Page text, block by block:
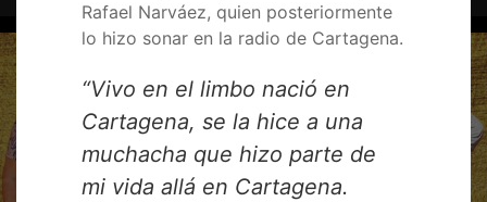
Rafael Narváez, quien posteriormente
lo hizo sonar en la radio de Cartagena.
“Vivo en el limbo nació en
Cartagena, se la hice a una
muchacha que hizo parte de
mi vida allá en Cartagena.